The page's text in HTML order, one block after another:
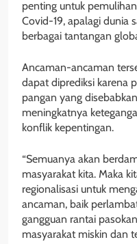
penting untuk
Covid-19, apalagi dunia
berbagai tantangan
Ancaman-ancaman
dapat diprediksi karena
pangan yang
meningkatnya
konflik kepentingan.
“Semuanya akan
masyarakat kita. Maka
regionalisasi untuk
ancaman, baik
gangguan rantai
masyarakat miskin dan